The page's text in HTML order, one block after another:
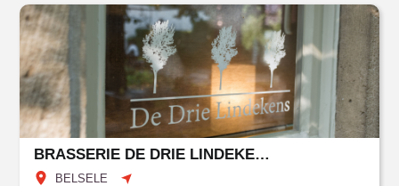
BRASSERIE DE DRIE LINDEKENS
BELSELE